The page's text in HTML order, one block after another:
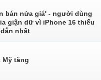
bán nửa giá' - người dùng
giận dữ vì iPhone 16 thiếu
nhất
Mỹ tăng